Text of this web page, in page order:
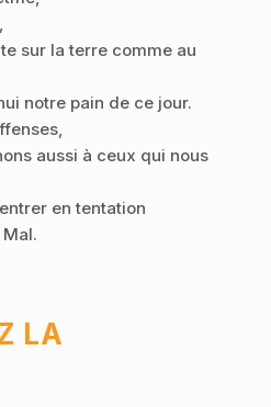
sur la terre comme au
notre pain de ce jour.
aussi à ceux qui nous
en tentation
LA